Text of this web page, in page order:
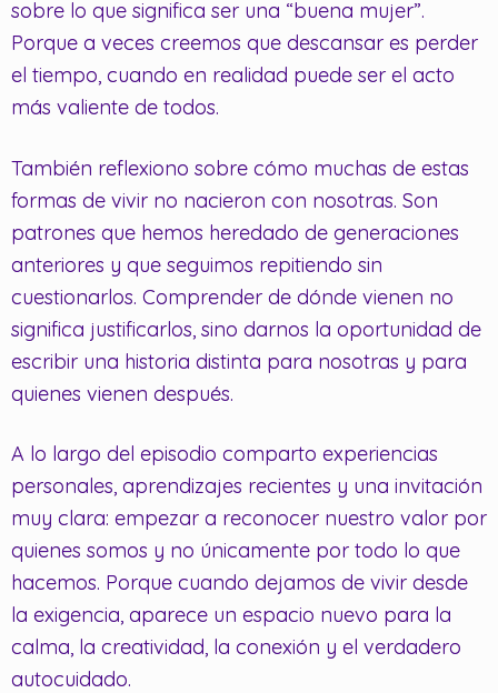
sobre lo que significa ser una “buena mujer”.
Porque a veces creemos que descansar es perder
el tiempo, cuando en realidad puede ser el acto
más valiente de todos.
También reflexiono sobre cómo muchas de estas
formas de vivir no nacieron con nosotras. Son
patrones que hemos heredado de generaciones
anteriores y que seguimos repitiendo sin
cuestionarlos. Comprender de dónde vienen no
significa justificarlos, sino darnos la oportunidad de
escribir una historia distinta para nosotras y para
quienes vienen después.
A lo largo del episodio comparto experiencias
personales, aprendizajes recientes y una invitación
muy clara: empezar a reconocer nuestro valor por
quienes somos y no únicamente por todo lo que
hacemos. Porque cuando dejamos de vivir desde
la exigencia, aparece un espacio nuevo para la
calma, la creatividad, la conexión y el verdadero
autocuidado.